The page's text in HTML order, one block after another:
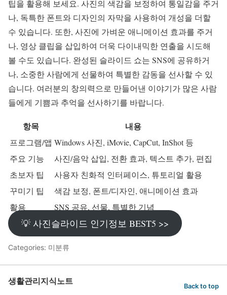
팁을 활용해 보세요. 사진의 색감을 보정하여 통일감을 주거
나, 독특한 폰트와 디자인의 자막을 사용하여 개성을 더할
수 있습니다. 또한, 사진에 가벼운 애니메이션 효과를 주거
나, 영상 클립을 삽입하여 더욱 다이내믹한 연출을 시도해
볼 수도 있습니다. 완성된 슬라이드 쇼는 SNS에 공유하거
나, 소중한 사람에게 선물하여 특별한 감동을 선사할 수 있
습니다. 여러분의 창의력으로 만들어낸 이야기가 많은 사람
들에게 기쁨과 추억을 선사하기를 바랍니다.
항목 내용
프로그램/앱 Windows 사진, iMovie, CapCut, InShot 등
주요 기능
사진/음악 삽입, 전환 효과, 텍스트 추가, 편집
초보자 팁
사용자 친화적 인터페이스, 튜토리얼 활용
꾸미기 팁
색감 보정, 폰트/디자인, 애니메이션 효과
활용
SNS 공유, 선물, 특별한 기념
💡 사진슬라이드 인기정보 BEST5 >>
Categories: 미분류
생활관리지식노트 Back to top